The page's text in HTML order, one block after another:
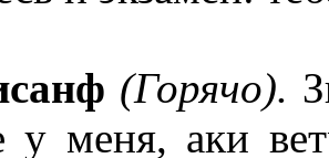
(Горячо).
у меня, аки